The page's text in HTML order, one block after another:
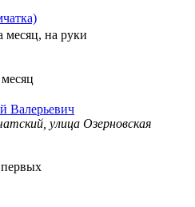
месяц, на руки
Валерьевич
улица Озерновская